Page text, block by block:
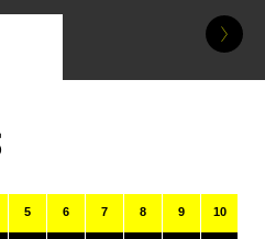
5 6 7 8 9 10